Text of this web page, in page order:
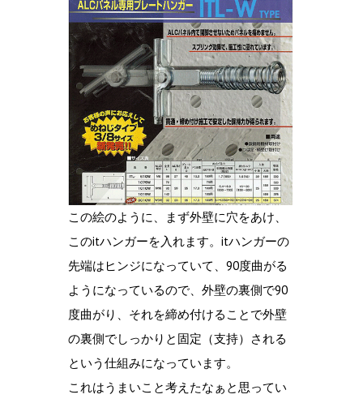
この絵のように、まず外壁に穴をあけ、
このitハンガーを入れます。itハンガーの
先端はヒンジになっていて、90度曲がる
ようになっているので、外壁の裏側で90
度曲がり、それを締め付けることで外壁
の裏側でしっかりと固定（支持）される
という仕組みになっています。
これはうまいこと考えたなぁと思ってい